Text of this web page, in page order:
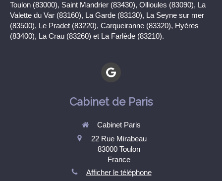
Toulon (83000), Saint Mandrier (83430), Ollioules (83090), La
Valette du Var (83160), La Garde (83130), La Seyne sur mer
(83500), Le Pradet (83220), Carqueiranne (83320), Hyères
(83400), La Crau (83260) et La Farlède (83210).
Cabinet de Paris
Cabinet Paris
22 Rue Mirabeau
83000 Toulon
France
Afficher le téléphone